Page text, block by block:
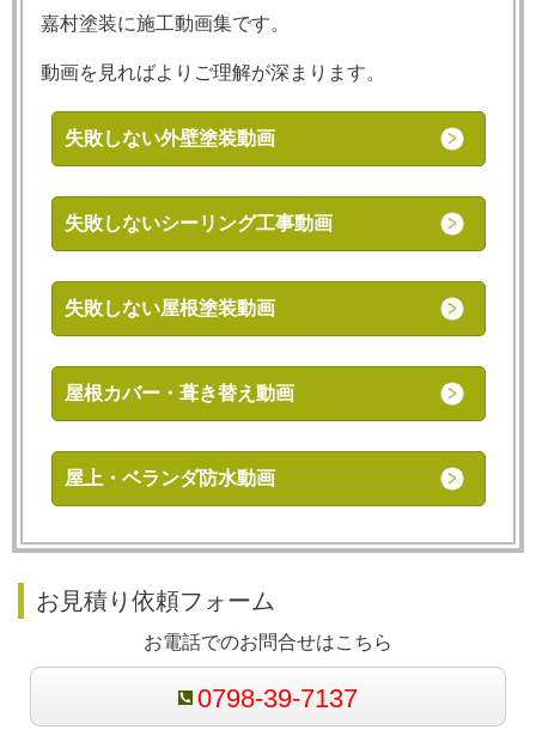
嘉村塗装に施工動画集です。
動画を見ればよりご理解が深まります。
失敗しない外壁塗装動画
失敗しないシーリング工事動画
失敗しない屋根塗装動画
屋根カバー・葺き替え動画
屋上・ベランダ防水動画
お見積り依頼フォーム
お電話でのお問合せはこちら
0798-39-7137